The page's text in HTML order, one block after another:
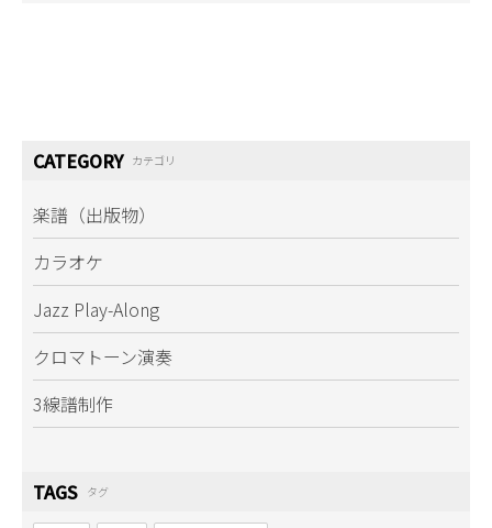
CATEGORY カテゴリ
楽譜（出版物）
カラオケ
Jazz Play-Along
クロマトーン演奏
3線譜制作
TAGS タグ